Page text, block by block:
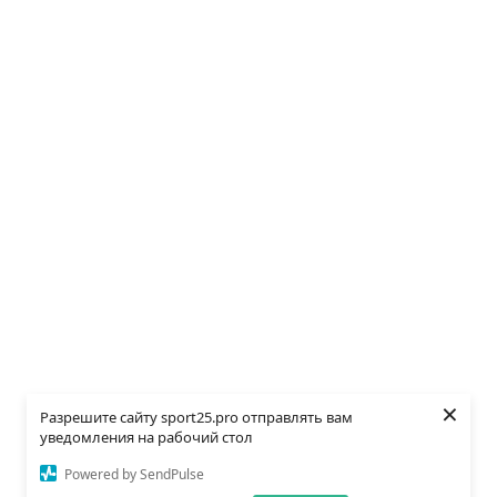
Разрешите сайту sport25.pro отправлять вам
уведомления на рабочий стол
Powered by SendPulse
×